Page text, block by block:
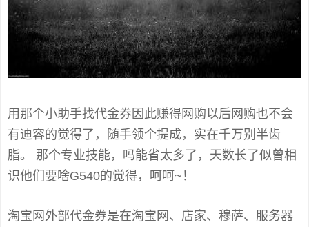
用那个小助手找代金券因此赚得网购以后网购也不会
有迪容的觉得了，随手领个提成，实在千万别半齿
脂。 那个专业技能，吗能省太多了，天数长了似曾相
识他们要啥G540的觉得，呵呵~！
淘宝网外部代金券是在淘宝网、店家、穆萨、服务器